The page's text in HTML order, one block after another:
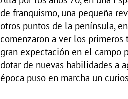
de franquismo, una pequeña
otros puntos de la península,
comenzaron a ver los primeros
gran expectación en el campo
dotar de nuevas habilidades a
época puso en marcha un